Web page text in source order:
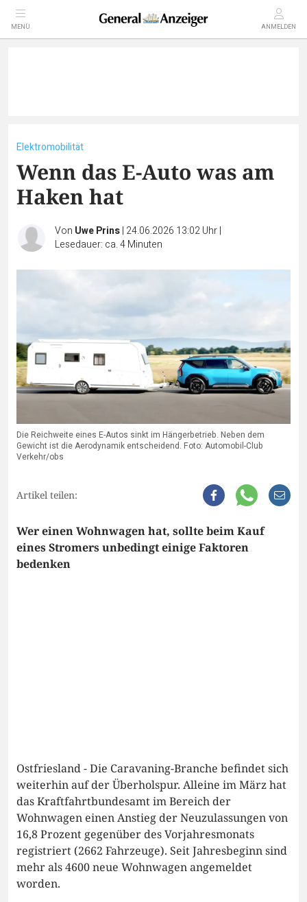
MENÜ ANMELDEN
Elektromobilität
Wenn das E-Auto was am
Haken hat
Von Uwe Prins| 24.06.2026 13:02 Uhr|
Lesedauer: ca. 4 Minuten
Die Reichweite eines E-Autos sinkt im Hängerbetrieb. Neben dem
Gewicht ist die Aerodynamik entscheidend. Foto: Automobil-Club
Verkehr/obs
Artikel teilen:
Wer einen Wohnwagen hat, sollte beim Kauf
eines Stromers unbedingt einige Faktoren
bedenken
Ostfriesland - Die Caravaning-Branche befindet sich
weiterhin auf der Überholspur. Alleine im März hat
das Kraftfahrtbundesamt im Bereich der
Wohnwagen einen Anstieg der Neuzulassungen von
16,8 Prozent gegenüber des Vorjahresmonats
registriert (2662 Fahrzeuge). Seit Jahresbeginn sind
mehr als 4600 neue Wohnwagen angemeldet
worden.